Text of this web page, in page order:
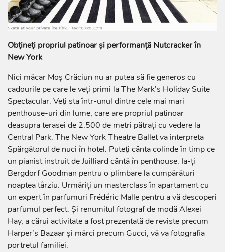
Obțineți propriul patinoar și performanță Nutcracker în
New York
Nici măcar Moș Crăciun nu ar putea să fie generos cu
cadourile pe care le veți primi la The Mark’s Holiday Suite
Spectacular. Veți sta într-unul dintre cele mai mari
penthouse-uri din lume, care are propriul patinoar
deasupra terasei de 2.500 de metri pătrați cu vedere la
Central Park. The New York Theatre Ballet va interpreta
Spărgătorul de nuci în hotel. Puteți cânta colinde în timp ce
un pianist instruit de Juilliard cântă în penthouse. Ia-ți
Bergdorf Goodman pentru o plimbare la cumpărături
noaptea târziu. Urmăriți un masterclass în apartament cu
un expert în parfumuri Frédéric Malle pentru a vă descoperi
parfumul perfect. Și renumitul fotograf de modă Alexei
Hay, a cărui activitate a fost prezentată de reviste precum
Harper’s Bazaar și mărci precum Gucci, vă va fotografia
portretul familiei.